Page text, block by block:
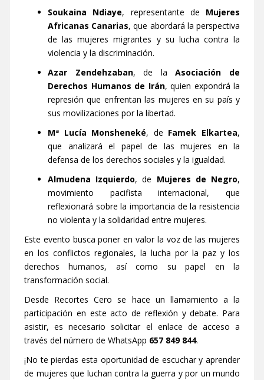
Soukaina Ndiaye, representante de Mujeres
Africanas Canarias, que abordará la perspectiva
de las mujeres migrantes y su lucha contra la
violencia y la discriminación.
Azar Zendehzaban, de laAsociación de
Derechos Humanos de Irán, quien expondrá la
represión que enfrentan las mujeres en su país y
sus movilizaciones por la libertad.
Mª Lucía Monsheneké, de Famek Elkartea,
que analizará el papel de las mujeres en la
defensa de los derechos sociales y la igualdad.
Almudena Izquierdo, de Mujeres de Negro,
movimiento pacifista internacional, que
reflexionará sobre la importancia de la resistencia
no violenta y la solidaridad entre mujeres.
Este evento busca poner en valor la voz de las mujeres
en los conflictos regionales, la lucha por la paz y los
derechos humanos, así como su papel en la
transformación social.
Desde Recortes Cero se hace un llamamiento a la
participación en este acto de reflexión y debate. Para
asistir, es necesario solicitar el enlace de acceso a
través del número de WhatsApp 657 849 844.
¡No te pierdas esta oportunidad de escuchar y aprender
de mujeres que luchan contra la guerra y por un mundo